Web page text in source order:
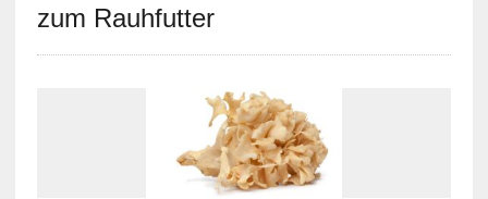
zum Rauhfutter